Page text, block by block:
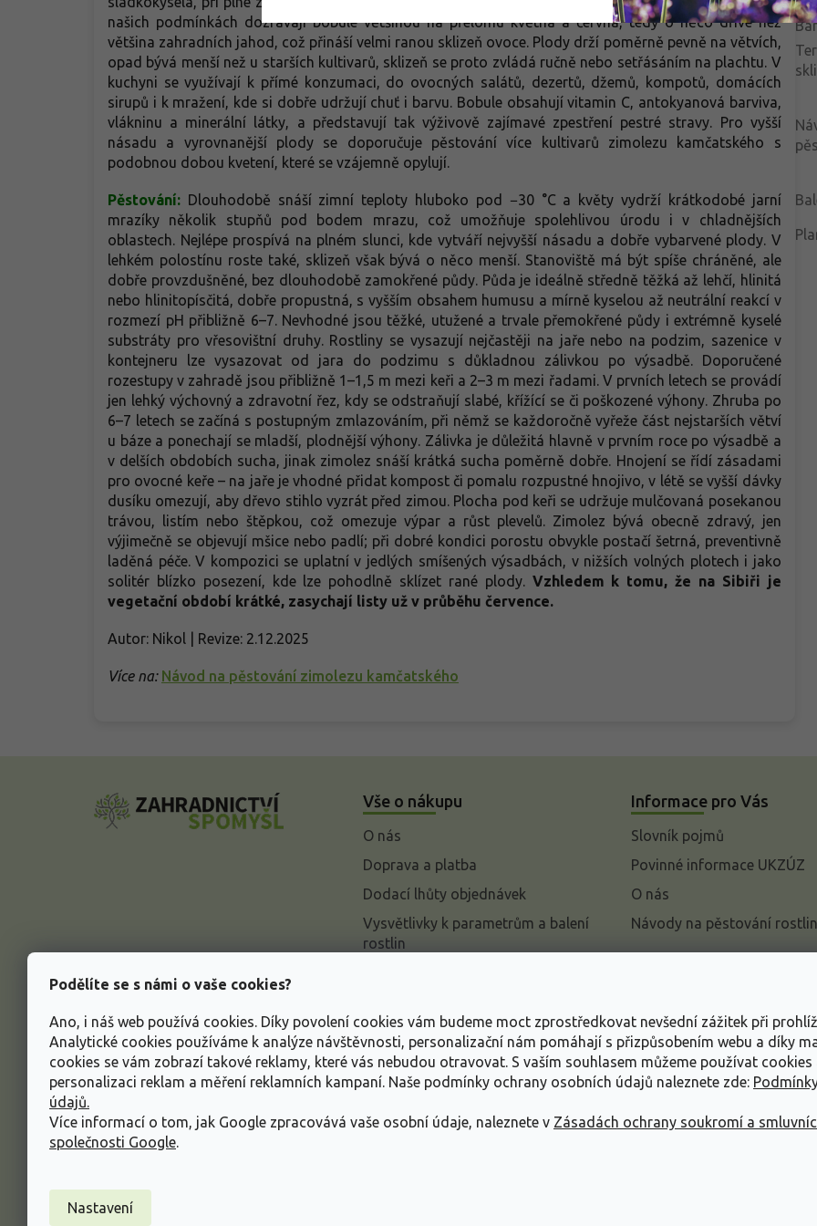
Podělíte se s námi o vaše cookies?
Ano, i náš web používá cookies. Díky povolení cookies vám budeme moct zprostředkovat nevšední zážitek při
Analytické cookies používáme k analýze návštěvnosti, personalizační nám pomáhají s přizpůsobením webu a díky
cookies se vám zobrazí takové reklamy, které vás nebudou otravovat. S vaším souhlasem můžeme používat
personalizaci reklam a měření reklamních kampaní. Naše podmínky ochrany osobních údajů naleznete zde:
údajů.
Více informací o tom, jak Google zpracovává vaše osobní údaje, naleznete v Zásadách ochrany soukromí a
společnosti Google.
Nastavení
našich podmínkách dozrávají bobule většinou na přelomu května a června, tedy o něco dříve než
většina zahradních jahod, což přináší velmi ranou sklizeň ovoce. Plody drží poměrně pevně na větvích,
opad bývá menší než u starších kultivarů, sklizeň se proto zvládá ručně nebo setřásáním na plachtu. V
kuchyni se využívají k přímé konzumaci, do ovocných salátů, dezertů, džemů, kompotů, domácích
sirupů i k mražení, kde si dobře udržují chuť i barvu. Bobule obsahují vitamin C, antokyanová barviva,
vlákninu a minerální látky, a představují tak výživově zajímavé zpestření pestré stravy. Pro vyšší
násadu a vyrovnanější plody se doporučuje pěstování více kultivarů zimolezu kamčatského s
podobnou dobou kvetení, které se vzájemně opylují.
Pěstování: Dlouhodobě snáší zimní teploty hluboko pod −30 °C a květy vydrží krátkodobé jarní
mrazíky několik stupňů pod bodem mrazu, což umožňuje spolehlivou úrodu i v chladnějších
oblastech. Nejlépe prospívá na plném slunci, kde vytváří nejvyšší násadu a dobře vybarvené plody. V
lehkém polostínu roste také, sklizeň však bývá o něco menší. Stanoviště má být spíše chráněné, ale
dobře provzdušněné, bez dlouhodobě zamokřené půdy. Půda je ideálně středně těžká až lehčí, hlinitá
nebo hlinitopísčitá, dobře propustná, s vyšším obsahem humusu a mírně kyselou až neutrální reakcí v
rozmezí pH přibližně 6–7. Nevhodné jsou těžké, utužené a trvale přemokřené půdy i extrémně kyselé
substráty pro vřesovištní druhy. Rostliny se vysazují nejčastěji na jaře nebo na podzim, sazenice v
kontejneru lze vysazovat od jara do podzimu s důkladnou zálivkou po výsadbě. Doporučené
rozestupy v zahradě jsou přibližně 1–1,5 m mezi keři a 2–3 m mezi řadami. V prvních letech se provádí
jen lehký výchovný a zdravotní řez, kdy se odstraňují slabé, křížící se či poškozené výhony. Zhruba po
6–7 letech se začíná s postupným zmlazováním, při němž se každoročně vyřeže část nejstarších větví
u báze a ponechají se mladší, plodnější výhony. Zálivka je důležitá hlavně v prvním roce po výsadbě a
v delších obdobích sucha, jinak zimolez snáší krátká sucha poměrně dobře. Hnojení se řídí zásadami
pro ovocné keře – na jaře je vhodné přidat kompost či pomalu rozpustné hnojivo, v létě se vyšší dávky
dusíku omezují, aby dřevo stihlo vyzrát před zimou. Plocha pod keři se udržuje mulčovaná posekanou
trávou, listím nebo štěpkou, což omezuje výpar a růst plevelů. Zimolez bývá obecně zdravý, jen
výjimečně se objevují mšice nebo padlí; při dobré kondici porostu obvykle postačí šetrná, preventivně
laděná péče. V kompozici se uplatní v jedlých smíšených výsadbách, v nižších volných plotech i jako
solitér blízko posezení, kde lze pohodlně sklízet rané plody. Vzhledem k tomu, že na Sibiři je
vegetační období krátké, zasychají listy už v průběhu července.
Autor: Nikol | Revize: 2.12.2025
Více na: Návod na pěstování zimolezu kamčatského
Vše o nákupu
O nás
Doprava a platba
Dodací lhůty objednávek
Vysvětlivky k parametrům a balení
rostlin
Informace o ochraně osobních
údajů
Obchodní podmínky
Informace pro Vás
Slovník pojmů
Povinné informace UKZÚZ
O nás
Návody na pěstování rostlin